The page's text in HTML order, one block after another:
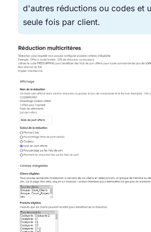
d'autres réductions ou codes et
seule fois par client.